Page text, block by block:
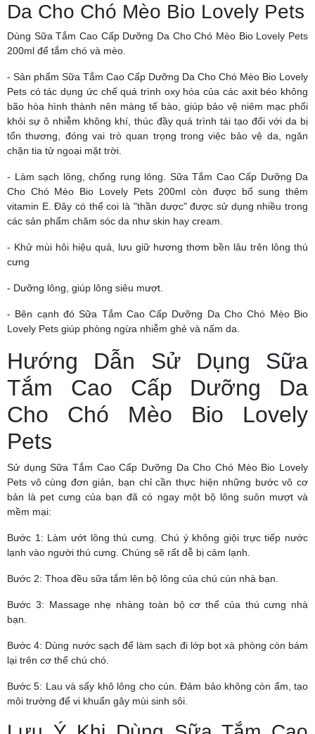
Da Cho Chó Mèo Bio Lovely Pets
Dùng Sữa Tắm Cao Cấp Dưỡng Da Cho Chó Mèo Bio Lovely Pets
200ml để tắm chó và mèo.
- Sản phẩm Sữa Tắm Cao Cấp Dưỡng Da Cho Chó Mèo Bio Lovely
Pets có tác dụng ức chế quá trình oxy hóa của các axit béo không
bão hòa hình thành nên màng tế bào, giúp bảo vệ niêm mạc phổi
khỏi sự ô nhiễm không khí, thúc đầy quá trình tái tạo đối với da bị
tổn thương, đóng vai trò quan trọng trong việc bảo vệ da, ngăn
chặn tia tử ngoại mặt trời.
- Làm sạch lông, chống rụng lông. Sữa Tắm Cao Cấp Dưỡng Da
Cho Chó Mèo Bio Lovely Pets 200ml còn được bổ sung thêm
vitamin E. Đây có thể coi là "thần dược" được sử dụng nhiều trong
các sản phẩm chăm sóc da như skin hay cream.
- Khử mùi hôi hiệu quả, lưu giữ hương thơm bền lâu trên lông thú
cưng
- Dưỡng lông, giúp lông siêu mượt.
- Bên cạnh đó Sữa Tắm Cao Cấp Dưỡng Da Cho Chó Mèo Bio
Lovely Pets giúp phòng ngừa nhiễm ghẻ và nấm da.
Hướng Dẫn Sử Dụng Sữa
Tắm Cao Cấp Dưỡng Da
Cho Chó Mèo Bio Lovely
Pets
Sử dụng Sữa Tắm Cao Cấp Dưỡng Da Cho Chó Mèo Bio Lovely
Pets vô cùng đơn giản, bạn chỉ cần thực hiện những bước vô cơ
bản là pet cưng của bạn đã có ngay một bộ lông suôn mượt và
mềm mại:
Bước 1: Làm ướt lông thú cưng. Chú ý không giội trực tiếp nước
lạnh vào người thú cưng. Chúng sẽ rất dễ bị cảm lạnh.
Bước 2: Thoa đều sữa tắm lên bộ lông của chú cún nhà bạn.
Bước 3: Massage nhẹ nhàng toàn bộ cơ thể của thú cưng nhà
bạn.
Bước 4: Dùng nước sạch để làm sạch đi lớp bọt xà phòng còn bám
lại trên cơ thể chú chó.
Bước 5: Lau và sấy khô lông cho cún. Đảm bảo không còn ẩm, tạo
môi trường để vi khuẩn gây mùi sinh sôi.